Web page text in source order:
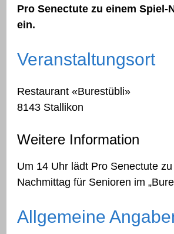
Pro Senectute zu einem Spiel-
ein.
Veranstaltungsort
Restaurant «Burestübli»
8143 Stallikon
Weitere Information
Um 14 Uhr lädt Pro Senectute
Nachmittag für Senioren im
Allgemeine